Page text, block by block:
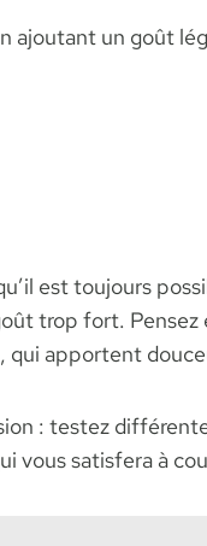
ajoutant un goût
est toujours
trop fort.
, qui apportent
: testez
vous satisfera à